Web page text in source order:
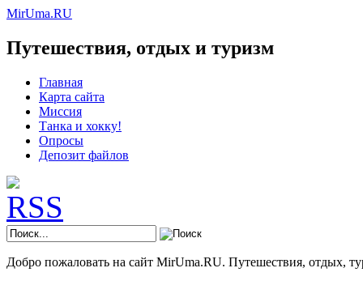
MirUma.RU
Путешествия, отдых и туризм
Главная
Карта сайта
Миссия
Танка и хокку!
Опросы
Депозит файлов
Добро пожаловать на сайт MirUma.RU. Путешествия, отдых,